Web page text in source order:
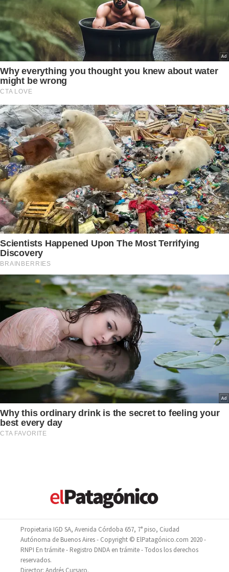
Propietaria IGD SA, Avenida Córdoba 657, 7° piso, Ciudad
Autónoma de Buenos Aires - Copyright © ElPatagónico.com 2020 -
RNPI En trámite - Registro DNDA en trámite - Todos los derechos
reservados.